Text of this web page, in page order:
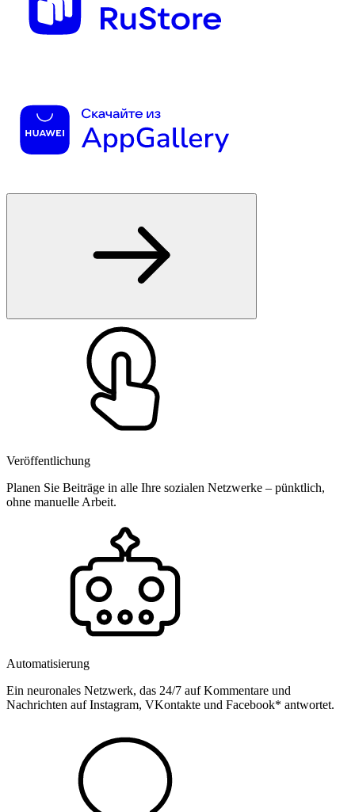
Veröffentlichung
Planen Sie Beiträge in alle Ihre sozialen Netzwerke – pünktlich,
ohne manuelle Arbeit.
Automatisierung
Ein neuronales Netzwerk, das 24/7 auf Kommentare und
Nachrichten auf Instagram, VKontakte und Facebook* antwortet.